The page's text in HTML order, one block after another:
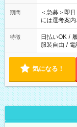
ば前職が、
スタッフ ス
業界から入社
期間
＜急募＞即
には選考案内
特徴 日払いOK /
服装自由 / 電
気になる！